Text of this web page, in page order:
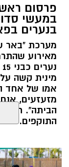
קרדיט:
שוטרי המחוז
מג"ב
הפשיעה
ביממות
שנערכה על
דרום, אותר
במעשי
בנערים
מערכת "באר
מאירוע
אמו של אחד
מזעזעים,
הביתה". תוך
התוקפים.